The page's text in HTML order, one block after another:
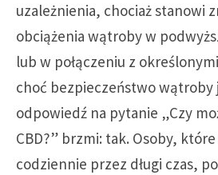
uzależnienia, chociaż stanowi
obciążenia wątroby w
lub w połączeniu z
choć bezpieczeństwo wątroby
odpowiedź na pytanie „Czy
CBD?” brzmi: tak. Osoby, które
codziennie przez długi czas,